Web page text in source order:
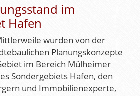
im
Hafen
wurden von der
Planungskonzepte
im Bereich Mülheimer
Sondergebiets Hafen, den
und Immobilienexperte,